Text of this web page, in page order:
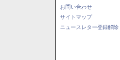
お問い合わせ
サイトマップ
ニュースレター登録解除